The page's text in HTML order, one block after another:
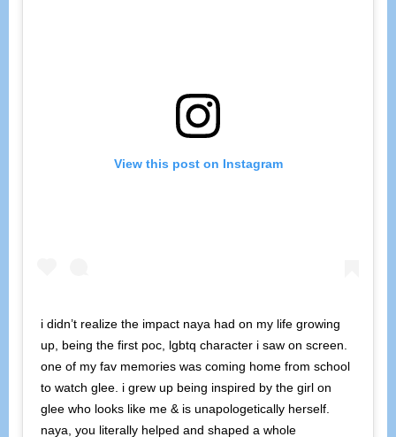
View this post on Instagram
i didn’t realize the impact naya had on my life growing
up, being the first poc, lgbtq character i saw on screen.
one of my fav memories was coming home from school
to watch glee. i grew up being inspired by the girl on
glee who looks like me & is unapologetically herself.
naya, you literally helped and shaped a whole